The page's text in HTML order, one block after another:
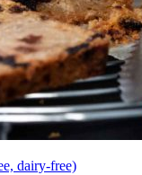
dairy-free)